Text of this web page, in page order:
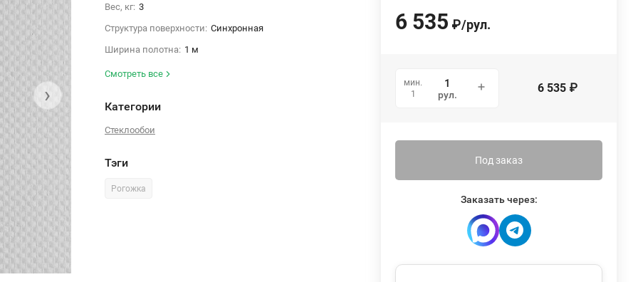
›
Вес, кг: 3
Структура поверхности: Синхронная
Ширина полотна: 1 м
Смотреть все
Категории
Стеклообои
Тэги
Рогожка
6 535 ₽/рул.
мин.
1
рул. 6 535 ₽
Под заказ
Заказать через: